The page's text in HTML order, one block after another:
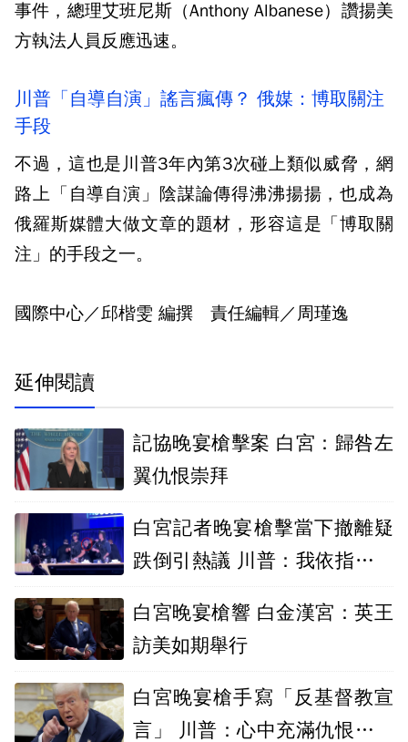
事件，總理艾班尼斯（Anthony Albanese）讚揚美
方執法人員反應迅速。
川普「自導自演」謠言瘋傳？ 俄媒：博取關注
手段
不過，這也是川普3年內第3次碰上類似威脅，網
路上「自導自演」陰謀論傳得沸沸揚揚，也成為
俄羅斯媒體大做文章的題材，形容這是「博取關
注」的手段之一。
國際中心／邱楷雯 編撰 責任編輯／周瑾逸
延伸閱讀
記協晚宴槍擊案 白宮：歸咎左
翼仇恨崇拜
白宮記者晚宴槍擊當下撤離疑
跌倒引熱議 川普：我依指示壓
白宮晚宴槍響 白金漢宮：英王
訪美如期舉行
白宮晚宴槍手寫「反基督教宣
言」 川普：心中充滿仇恨、是